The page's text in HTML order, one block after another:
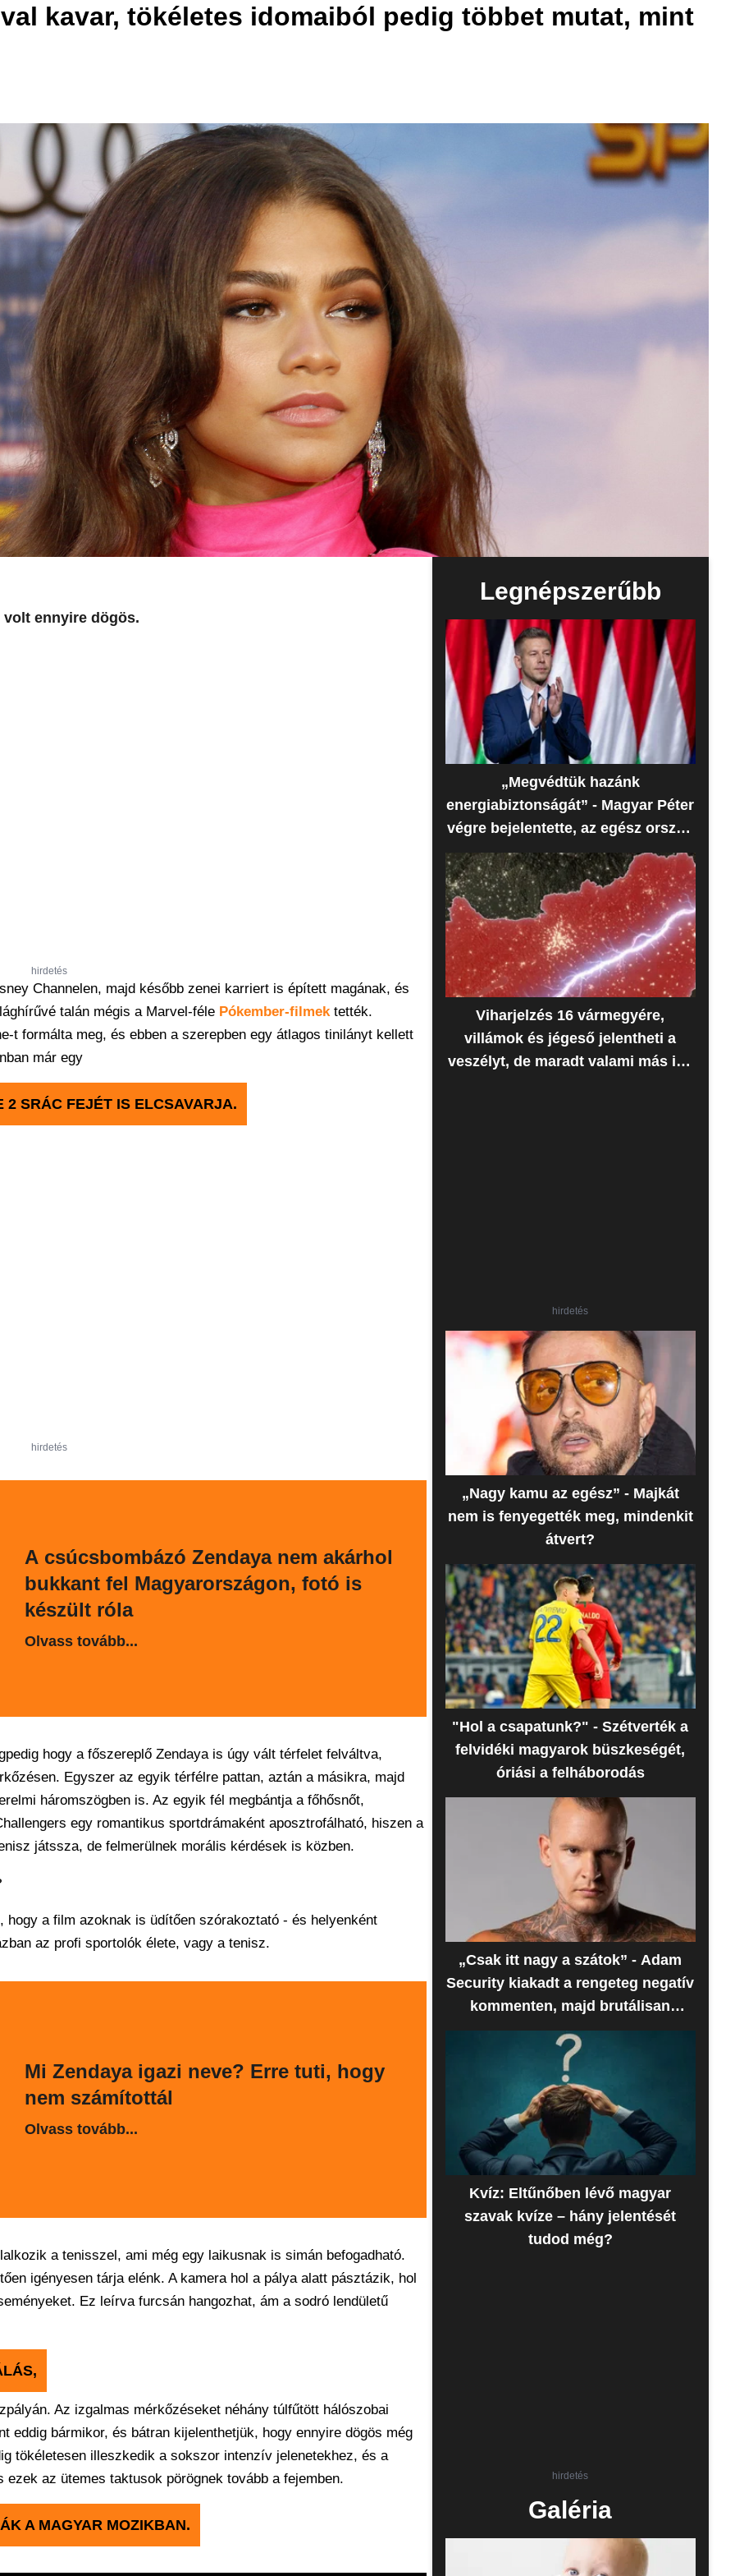
kavar, tökéletes idomaiból pedig többet mutat, mint
ennyire dögös.
hirdetés
Channelen, majd később zenei karriert is épített magának, és
talán mégis a Marvel-féle Pókember-filmektették.
t formálta meg, és ebben a szerepben egy átlagos tinilányt kellett
már egy
2 SRÁC FEJÉT IS ELCSAVARJA.
hirdetés
A csúcsbombázó Zendaya nem akárhol
bukkant fel Magyarországon, fotó is
készült róla
Olvass tovább...
hogy a főszereplő Zendaya is úgy vált térfelet felváltva,
Egyszer az egyik térfélre pattan, aztán a másikra, majd
háromszögben is. Az egyik fél megbántja a főhősnőt,
egy romantikus sportdrámaként aposztrofálható, hiszen a
játssza, de felmerülnek morális kérdések is közben.
a film azoknak is üdítően szórakoztató - és helyenként
az profi sportolók élete, vagy a tenisz.
Mi Zendaya igazi neve? Erre tuti, hogy
nem számítottál
Olvass tovább...
a tenisszel, ami még egy laikusnak is simán befogadható.
igényesen tárja elénk. A kamera hol a pálya alatt pásztázik, hol
Ez leírva furcsán hangozhat, ám a sodró lendületű
Az izgalmas mérkőzéseket néhány túlfűtött hálószobai
eddig bármikor, és bátran kijelenthetjük, hogy ennyire dögös még
tökéletesen illeszkedik a sokszor intenzív jelenetekhez, és a
az ütemes taktusok pörögnek tovább a fejemben.
A MAGYAR MOZIKBAN.
Legnépszerűbb
„Megvédtük hazánk
energiabiztonságát” - Magyar Péter
végre bejelentette, az egész ország
erre várt
Viharjelzés 16 vármegyére,
villámok és jégeső jelentheti a
veszélyt, de maradt valami más is -
hirdetés
„Nagy kamu az egész” - Majkát
nem is fenyegették meg, mindenkit
átvert?
"Hol a csapatunk?" - Szétverték a
felvidéki magyarok büszkeségét,
óriási a felháborodás
„Csak itt nagy a szátok” - Adam
Security kiakadt a rengeteg negatív
kommenten, majd brutálisan
beszóltak neki
Kvíz: Eltűnőben lévő magyar
szavak kvíze – hány jelentését
tudod még?
hirdetés
Galéria